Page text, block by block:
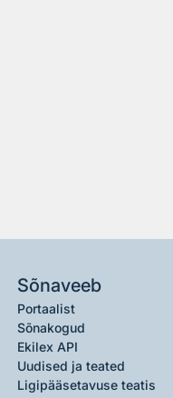
Sõnaveeb
Portaalist
Sõnakogud
Ekilex API
Uudised ja teated
Ligipääsetavuse teatis